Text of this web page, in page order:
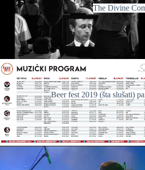
The Divine
Beer fest 2019 (šta slušati)